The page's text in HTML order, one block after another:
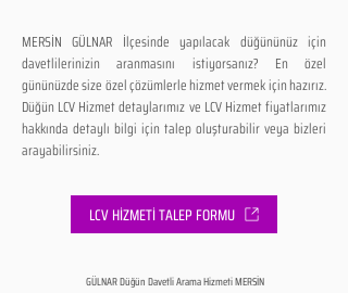
MERSİN GÜLNAR İlçesinde yapılacak düğününüz için
davetlilerinizin aranmasını istiyorsanız? En özel
gününüzde size özel çözümlerle hizmet vermek için hazırız.
Düğün LCV Hizmet detaylarımız ve LCV Hizmet fiyatlarımız
hakkında detaylı bilgi için talep oluşturabilir veya bizleri
arayabilirsiniz.
LCV HİZMETİ TALEP FORMU
GÜLNAR Düğün Davetli Arama Hizmeti MERSİN